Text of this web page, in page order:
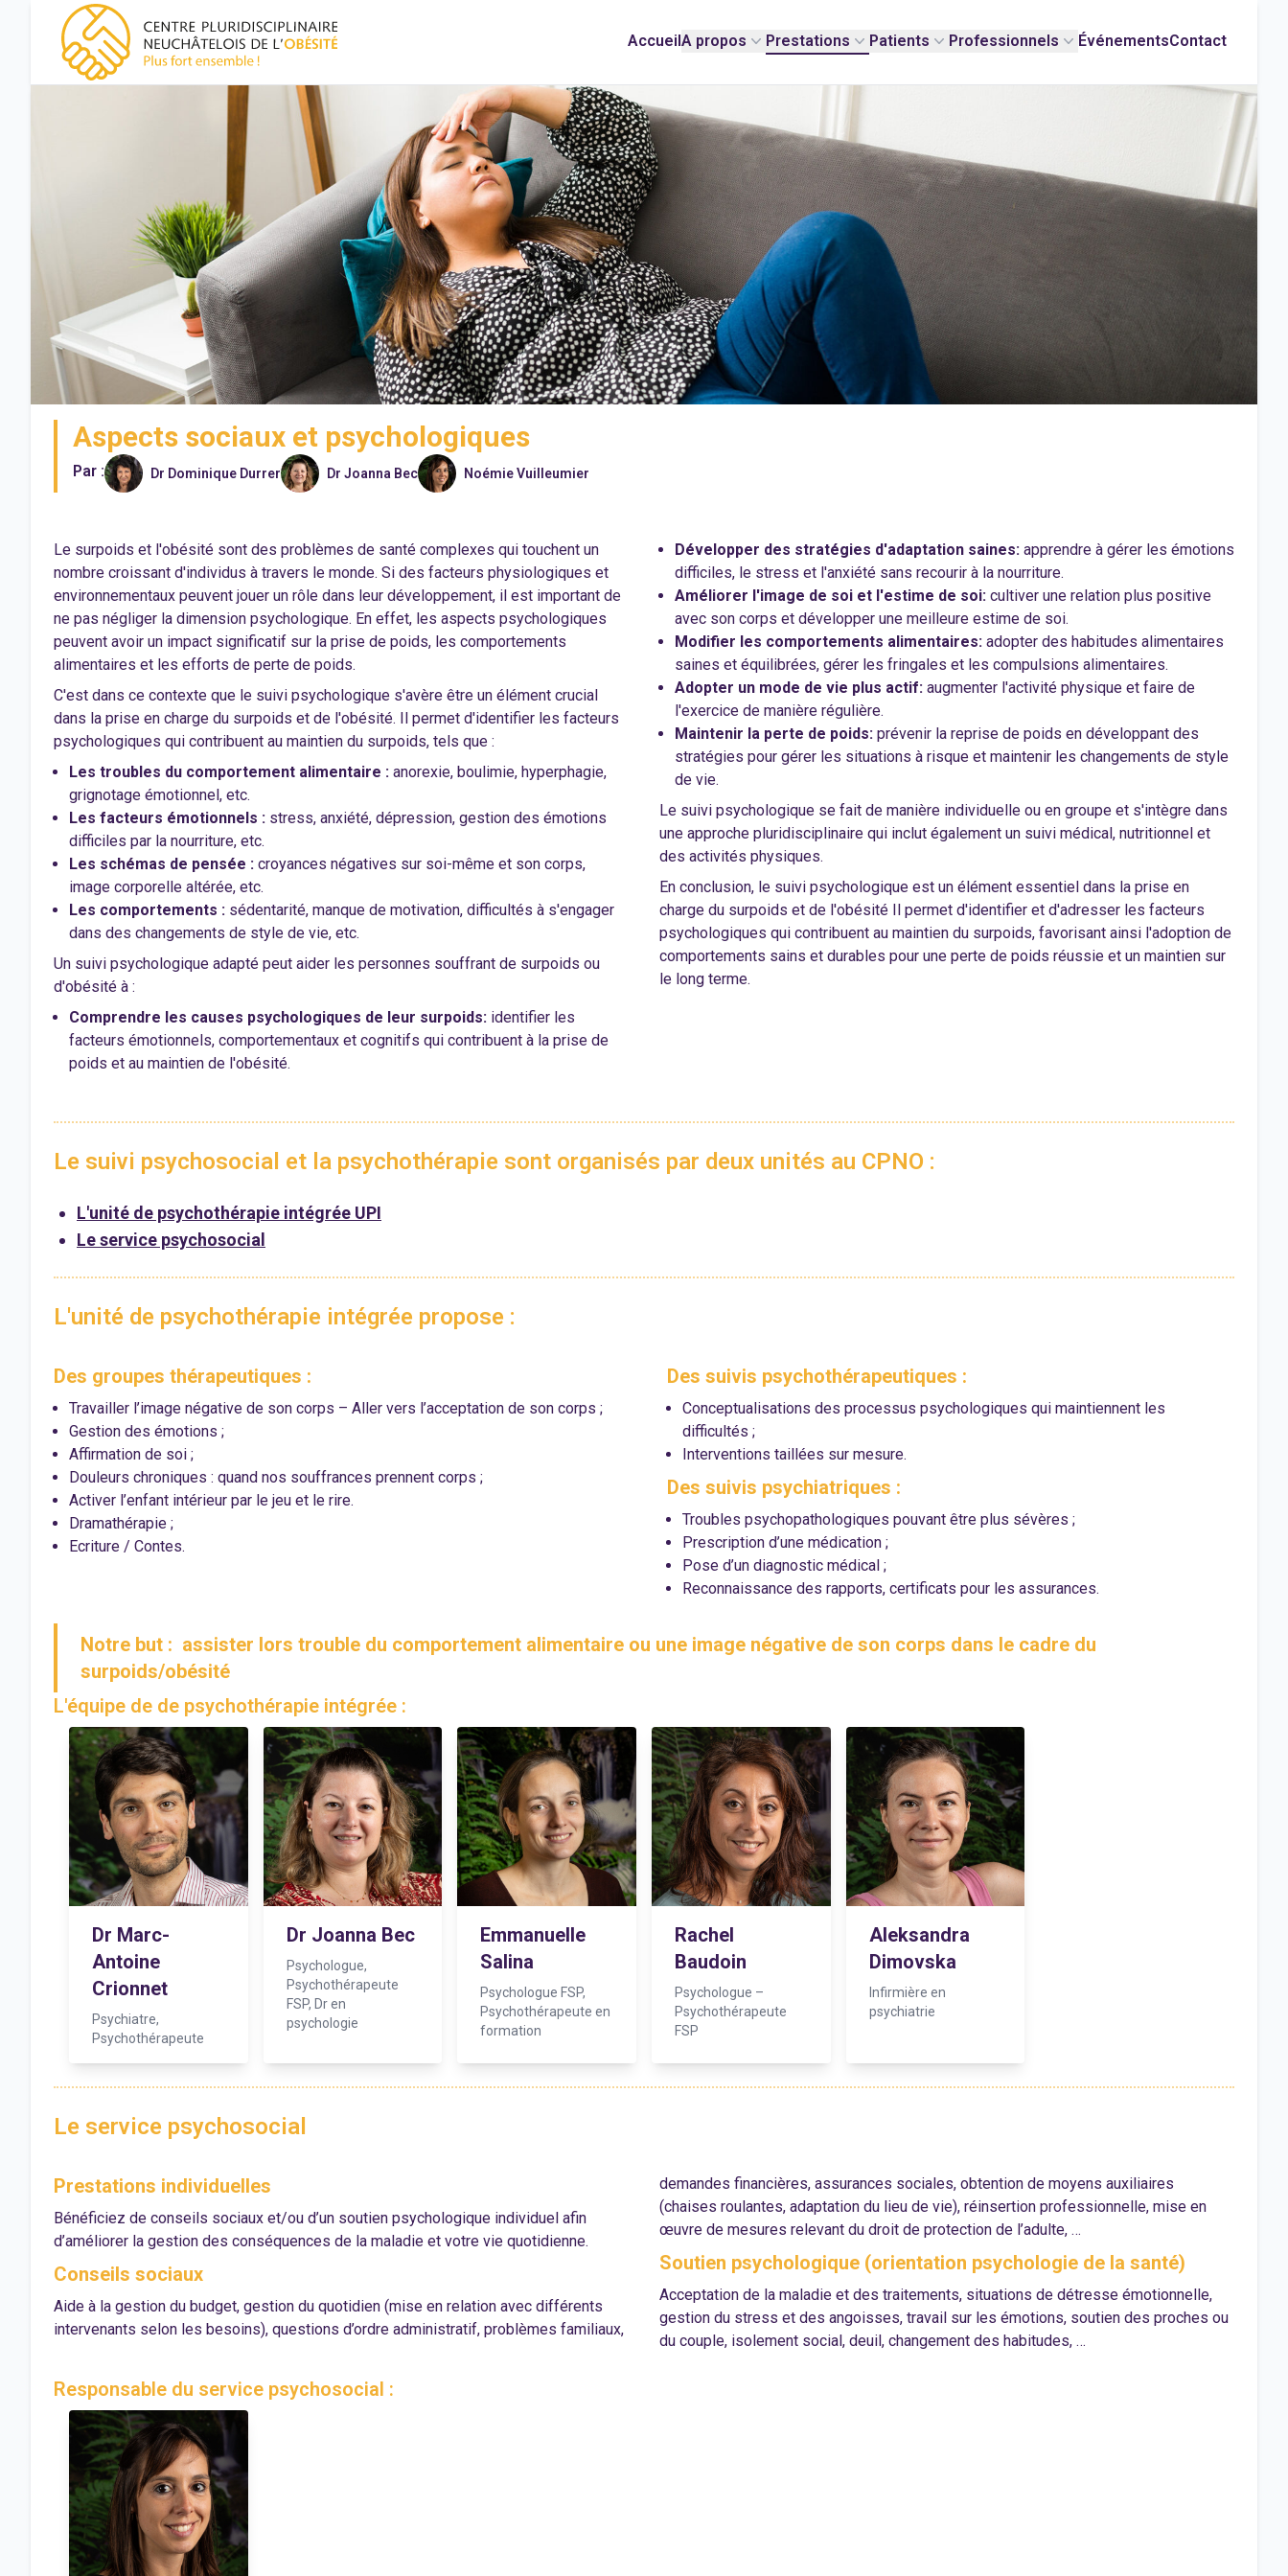
CPNO, centre pluridisciplinaire neuchâtelois de l'obésité
AccueilA propos Prestations Patients Professionnels ÉvénementsContact
Aspects sociaux et psychologiques
Par : Dr Dominique Durrer Dr Joanna Bec Noémie Vuilleumier
Le surpoids et l'obésité sont des problèmes de santé complexes qui touchent un
nombre croissant d'individus à travers le monde. Si des facteurs physiologiques et
environnementaux peuvent jouer un rôle dans leur développement, il est important de
ne pas négliger la dimension psychologique. En effet, les aspects psychologiques
peuvent avoir un impact significatif sur la prise de poids, les comportements
alimentaires et les efforts de perte de poids.
C'est dans ce contexte que le suivi psychologique s'avère être un élément crucial
dans la prise en charge du surpoids et de l'obésité. Il permet d'identifier les facteurs
psychologiques qui contribuent au maintien du surpoids, tels que :
Les troubles du comportement alimentaire : anorexie, boulimie, hyperphagie,
grignotage émotionnel, etc.
Les facteurs émotionnels : stress, anxiété, dépression, gestion des émotions
difficiles par la nourriture, etc.
Les schémas de pensée : croyances négatives sur soi-même et son corps,
image corporelle altérée, etc.
Les comportements : sédentarité, manque de motivation, difficultés à s'engager
dans des changements de style de vie, etc.
Un suivi psychologique adapté peut aider les personnes souffrant de surpoids ou
d'obésité à :
Comprendre les causes psychologiques de leur surpoids: identifier les
facteurs émotionnels, comportementaux et cognitifs qui contribuent à la prise de
poids et au maintien de l'obésité.
Développer des stratégies d'adaptation saines: apprendre à gérer les émotions
difficiles, le stress et l'anxiété sans recourir à la nourriture.
Améliorer l'image de soi et l'estime de soi: cultiver une relation plus positive
avec son corps et développer une meilleure estime de soi.
Modifier les comportements alimentaires: adopter des habitudes alimentaires
saines et équilibrées, gérer les fringales et les compulsions alimentaires.
Adopter un mode de vie plus actif: augmenter l'activité physique et faire de
l'exercice de manière régulière.
Maintenir la perte de poids: prévenir la reprise de poids en développant des
stratégies pour gérer les situations à risque et maintenir les changements de style
de vie.
Le suivi psychologique se fait de manière individuelle ou en groupe et s'intègre dans
une approche pluridisciplinaire qui inclut également un suivi médical, nutritionnel et
des activités physiques.
En conclusion, le suivi psychologique est un élément essentiel dans la prise en
charge du surpoids et de l'obésité Il permet d'identifier et d'adresser les facteurs
psychologiques qui contribuent au maintien du surpoids, favorisant ainsi l'adoption de
comportements sains et durables pour une perte de poids réussie et un maintien sur
le long terme.
Le suivi psychosocial et la psychothérapie sont organisés par deux unités au CPNO :
L'unité de psychothérapie intégrée UPI
Le service psychosocial
L'unité de psychothérapie intégrée propose :
Des groupes thérapeutiques :
Travailler l’image négative de son corps – Aller vers l’acceptation de son corps ;
Gestion des émotions ;
Affirmation de soi ;
Douleurs chroniques : quand nos souffrances prennent corps ;
Activer l’enfant intérieur par le jeu et le rire.
Dramathérapie ;
Ecriture / Contes.
Des suivis psychothérapeutiques :
Conceptualisations des processus psychologiques qui maintiennent les
difficultés ;
Interventions taillées sur mesure.
Des suivis psychiatriques :
Troubles psychopathologiques pouvant être plus sévères ;
Prescription d’une médication ;
Pose d’un diagnostic médical ;
Reconnaissance des rapports, certificats pour les assurances.
Notre but : assister lors trouble du comportement alimentaire ou une image négative de son corps dans le cadre du
surpoids/obésité
L'équipe de de psychothérapie intégrée :
Dr Marc-
Antoine
Crionnet
Psychiatre,
Psychothérapeute
Dr Joanna Bec
Psychologue,
Psychothérapeute
FSP, Dr en
psychologie
Emmanuelle
Salina
Psychologue FSP,
Psychothérapeute en
formation
Rachel
Baudoin
Psychologue –
Psychothérapeute
FSP
Aleksandra
Dimovska
Infirmière en
psychiatrie
Le service psychosocial
Prestations individuelles
Bénéficiez de conseils sociaux et/ou d’un soutien psychologique individuel afin
d’améliorer la gestion des conséquences de la maladie et votre vie quotidienne.
Conseils sociaux
Aide à la gestion du budget, gestion du quotidien (mise en relation avec différents
intervenants selon les besoins), questions d’ordre administratif, problèmes familiaux,
demandes financières, assurances sociales, obtention de moyens auxiliaires
(chaises roulantes, adaptation du lieu de vie), réinsertion professionnelle, mise en
œuvre de mesures relevant du droit de protection de l’adulte, …
Soutien psychologique (orientation psychologie de la santé)
Acceptation de la maladie et des traitements, situations de détresse émotionnelle,
gestion du stress et des angoisses, travail sur les émotions, soutien des proches ou
du couple, isolement social, deuil, changement des habitudes, …
Responsable du service psychosocial :